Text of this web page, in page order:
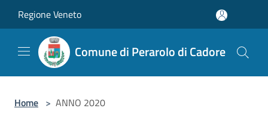
Regione Veneto
Comune di Perarolo di Cadore
Home > ANNO 2020